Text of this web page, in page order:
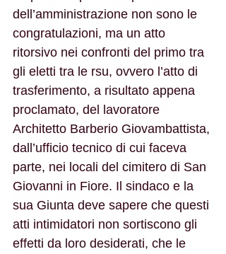
dell’amministrazione non sono le
congratulazioni, ma un atto
ritorsivo nei confronti del primo tra
gli eletti tra le rsu, ovvero l’atto di
trasferimento, a risultato appena
proclamato, del lavoratore
Architetto Barberio Giovambattista,
dall’ufficio tecnico di cui faceva
parte, nei locali del cimitero di San
Giovanni in Fiore. Il sindaco e la
sua Giunta deve sapere che questi
atti intimidatori non sortiscono gli
effetti da loro desiderati, che le